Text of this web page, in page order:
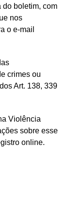
do boletim, com
nos
o e-mail
crimes ou
Art. 138, 339
Violência
sobre esse
online.